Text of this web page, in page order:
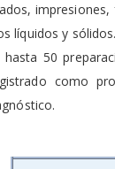
líquidos y
50
como